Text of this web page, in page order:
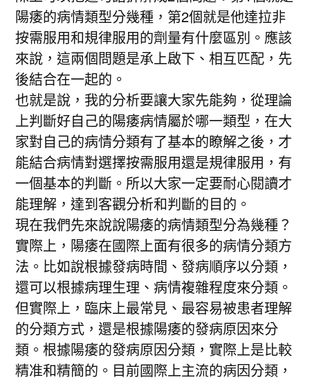
陽痿的病情類型分幾種，第2個就是他達拉非
按需服用和規律服用的劑量有什麼區別。應該
來說，這兩個問題是承上啟下、相互匹配，先
後結合在一起的。
也就是說，我的分析要讓大家先能夠，從理論
上判斷好自己的陽痿病情屬於哪一類型，在大
家對自己的病情分類有了基本的瞭解之後，才
能結合病情對選擇按需服用還是規律服用，有
一個基本的判斷。所以大家一定要耐心閱讀才
能理解，達到客觀分析和判斷的目的。
現在我們先來說說陽痿的病情類型分為幾種？
實際上，陽痿在國際上面有很多的病情分類方
法。比如說根據發病時間、發病順序以分類，
還可以根據病理生理、病情複雜程度來分類。
但實際上，臨床上最常見、最容易被患者理解
的分類方式，還是根據陽痿的發病原因來分
類。根據陽痿的發病原因分類，實際上是比較
精准和精簡的。目前國際上主流的病因分類，